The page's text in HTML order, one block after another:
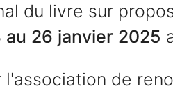
du livre sur
au 26 janvier 2025
l'association de